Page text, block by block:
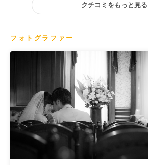
クチコミをもっと見る
フォトグラファー